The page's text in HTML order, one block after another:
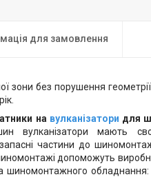
для замовлення
зони без порушення
на вулканізатори для
вулканізатори мають
частини до
допоможуть
шиномонтажного